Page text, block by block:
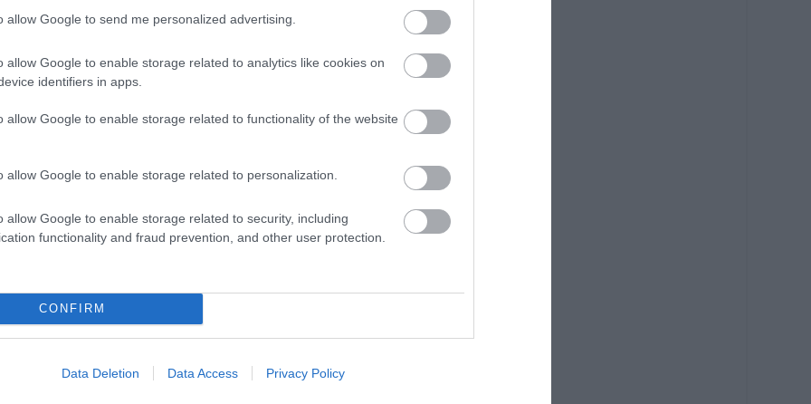
allow Google to send me personalized advertising.
allow Google to enable storage related to analytics like cookies on
identifiers in apps.
allow Google to enable storage related to functionality of the website
allow Google to enable storage related to personalization.
allow Google to enable storage related to security, including
functionality and fraud prevention, and other user protection.
CONFIRM
Data Deletion Data Access Privacy Policy
kell tekinteni, nem kizárólag az autista fél
már elindultak olyan kezdeményezések, amelyek nem
átalakítására törekszenek.
építve
amelyet a londoni King’s College Autizmuskutató
felnőtt részvételével – kutatók kimutatták, hogy az